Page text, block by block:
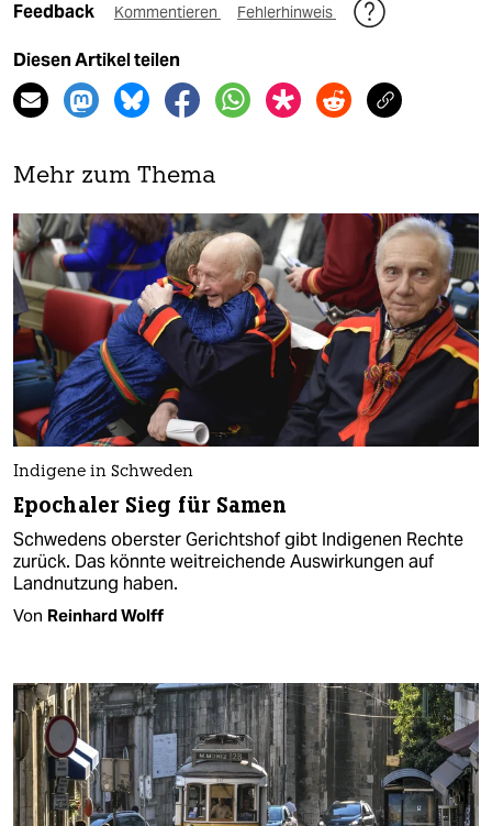
Feedback Kommentieren Fehlerhinweis
Diesen Artikel teilen
Mehr zum Thema
Indigene in Schweden
Epochaler Sieg für Samen
Schwedens oberster Gerichtshof gibt Indigenen Rechte
zurück. Das könnte weitreichende Auswirkungen auf
Landnutzung haben.
Von Reinhard Wolff